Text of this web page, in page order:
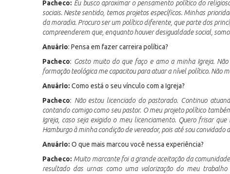
Pacheco: Eu busco aproximar o pensamento político do
sociais. Neste sentido, temos projetos específicos. Minhas
da moradia. Procuro ser um político diferente, que parte dos
compreenderem que, enquanto houver desigualdade social,
Anuário: Pensa em fazer carreira política?
Pacheco: Gosto muito do que faço e amo a minha Igreja.
formação teológica me capacitou para atuar a nível político. Não
Anuário: Como está o seu vínculo com a Igreja?
Pacheco: Não estou licenciado do pastorado. Continuo
contando comigo como seu pastor. O meu projeto político
Igreja, caso seja exigido o meu licenciamento. Quero frisar
Hamburgo à minha condição de vereador, pois até sou convidado
Anuário: O que mais marcou você nessa experiência?
Pacheco: Muito marcante foi a grande aceitação da
resultado das urnas como uma valorização do meu